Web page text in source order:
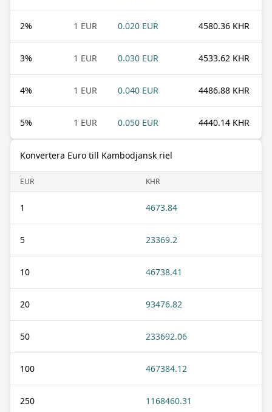
2% 1 EUR 0.020 EUR 4580.36 KHR
3% 1 EUR 0.030 EUR 4533.62 KHR
4% 1 EUR 0.040 EUR 4486.88 KHR
5% 1 EUR 0.050 EUR 4440.14 KHR
Konvertera Euro till Kambodjansk riel
EUR KHR
1 4673.84
5 23369.2
10 46738.41
20 93476.82
50 233692.06
100 467384.12
250 1168460.31